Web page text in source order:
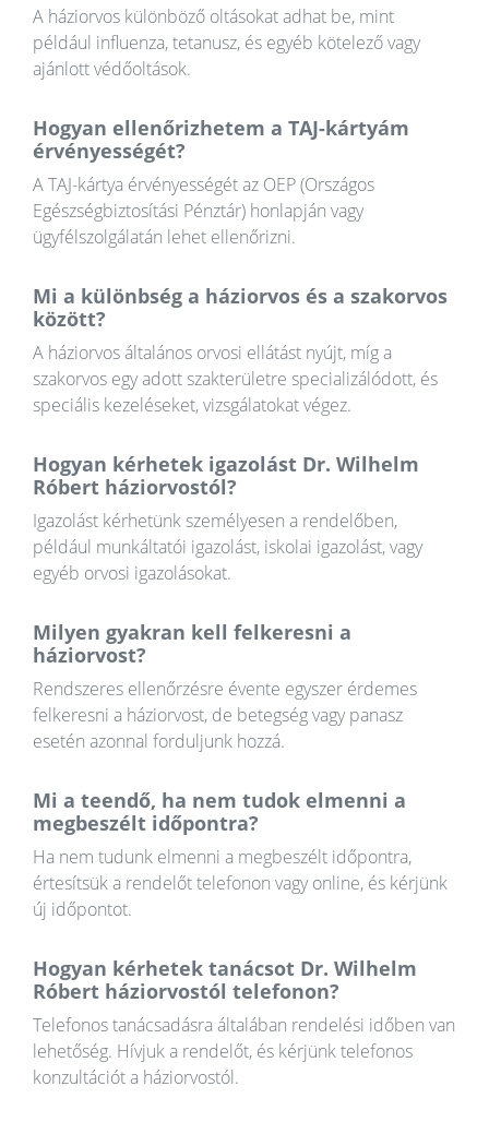
A háziorvos különböző oltásokat adhat be, mint
például influenza, tetanusz, és egyéb kötelező vagy
ajánlott védőoltások.
Hogyan ellenőrizhetem a TAJ-kártyám
érvényességét?
A TAJ-kártya érvényességét az OEP (Országos
Egészségbiztosítási Pénztár) honlapján vagy
ügyfélszolgálatán lehet ellenőrizni.
Mi a különbség a háziorvos és a szakorvos
között?
A háziorvos általános orvosi ellátást nyújt, míg a
szakorvos egy adott szakterületre specializálódott, és
speciális kezeléseket, vizsgálatokat végez.
Hogyan kérhetek igazolást Dr. Wilhelm
Róbert háziorvostól?
Igazolást kérhetünk személyesen a rendelőben,
például munkáltatói igazolást, iskolai igazolást, vagy
egyéb orvosi igazolásokat.
Milyen gyakran kell felkeresni a
háziorvost?
Rendszeres ellenőrzésre évente egyszer érdemes
felkeresni a háziorvost, de betegség vagy panasz
esetén azonnal forduljunk hozzá.
Mi a teendő, ha nem tudok elmenni a
megbeszélt időpontra?
Ha nem tudunk elmenni a megbeszélt időpontra,
értesítsük a rendelőt telefonon vagy online, és kérjünk
új időpontot.
Hogyan kérhetek tanácsot Dr. Wilhelm
Róbert háziorvostól telefonon?
Telefonos tanácsadásra általában rendelési időben van
lehetőség. Hívjuk a rendelőt, és kérjünk telefonos
konzultációt a háziorvostól.